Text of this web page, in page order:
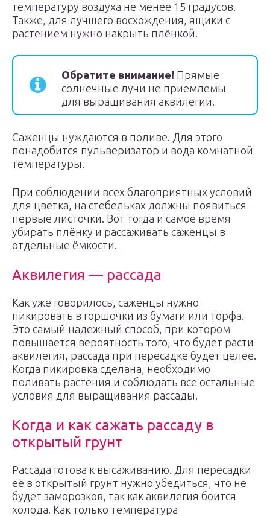
температуру воздуха не менее 15 градусов.
Также, для лучшего восхождения, ящики с
растением нужно накрыть плёнкой.
Обратите внимание! Прямые
солнечные лучи не приемлемы
для выращивания аквилегии.
Саженцы нуждаются в поливе. Для этого
понадобится пульверизатор и вода комнатной
температуры.
При соблюдении всех благоприятных условий
для цветка, на стебельках должны появиться
первые листочки. Вот тогда и самое время
убирать плёнку и рассаживать саженцы в
отдельные ёмкости.
Аквилегия — рассада
Как уже говорилось, саженцы нужно
пикировать в горшочки из бумаги или торфа.
Это самый надежный способ, при котором
повышается вероятность того, что будет расти
аквилегия, рассада при пересадке будет целее.
Когда пикировка сделана, необходимо
поливать растения и соблюдать все остальные
условия для выращивания рассады.
Когда и как сажать рассаду в
открытый грунт
Рассада готова к высаживанию. Для пересадки
её в открытый грунт нужно убедиться, что не
будет заморозков, так как аквилегия боится
холода. Как только температура